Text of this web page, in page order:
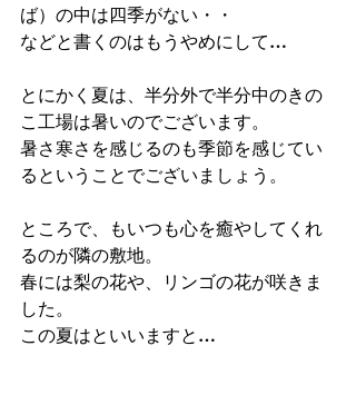
ば）の中は四季がない・・
などと書くのはもうやめにして…
とにかく夏は、半分外で半分中のきの
こ工場は暑いのでございます。
暑さ寒さを感じるのも季節を感じてい
るということでございましょう。
ところで、もいつも心を癒やしてくれ
るのが隣の敷地。
春には梨の花や、リンゴの花が咲きま
した。
この夏はといいますと…